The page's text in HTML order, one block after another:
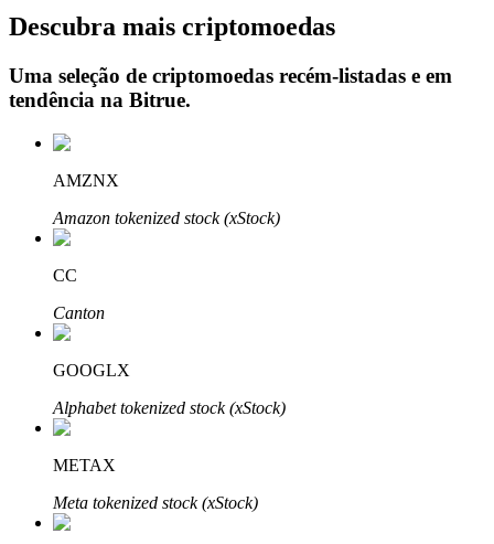
Investimento Automático
Obtenha lucro a longo prazo e interesses flexíveis
Aprenda a apostar
Aprenda como ganhar renda passiva
Bitrue
Descubra mais criptomoedas
Uma seleção de criptomoedas recém-listadas e em
tendência na Bitrue.
AMZNX
Amazon tokenized stock (xStock)
CC
Canton
GOOGLX
Alphabet tokenized stock (xStock)
METAX
Meta tokenized stock (xStock)